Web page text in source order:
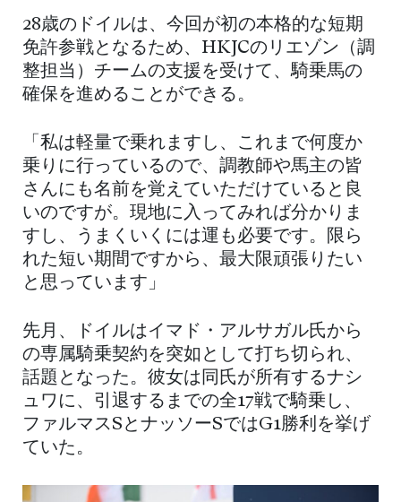
28歳のドイルは、今回が初の本格的な短期
免許参戦となるため、HKJCのリエゾン（調
整担当）チームの支援を受けて、騎乗馬の
確保を進めることができる。
「私は軽量で乗れますし、これまで何度か
乗りに行っているので、調教師や馬主の皆
さんにも名前を覚えていただけていると良
いのですが。現地に入ってみれば分かりま
すし、うまくいくには運も必要です。限ら
れた短い期間ですから、最大限頑張りたい
と思っています」
先月、ドイルはイマド・アルサガル氏から
の専属騎乗契約を突如として打ち切られ、
話題となった。彼女は同氏が所有するナシ
ュワに、引退するまでの全17戦で騎乗し、
ファルマスSとナッソーSではG1勝利を挙げ
ていた。